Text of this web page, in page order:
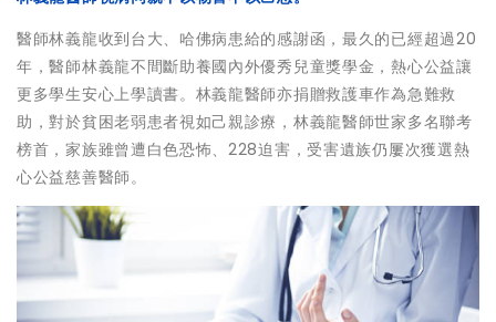
醫師林義龍收到台大、哈佛病患給的感謝函，最久的已經超過20
年，醫師林義龍不間斷助養國內外優秀兒童獎學金，熱心公益讓
更多學生安心上學讀書。林義龍醫師亦捐贈救護車作為急難救
助，對於貧困老弱患者視如己親診療，林義龍醫師世家多名聯考
榜首，家族雖曾遭白色恐怖、228迫害，受害遺族仍屢次獲選熱
心公益慈善醫師。